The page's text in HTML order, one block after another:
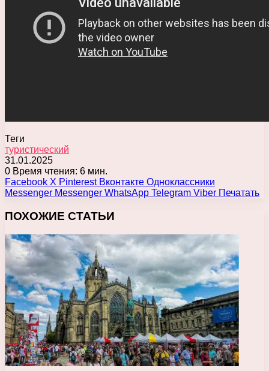
Теги
туристический
31.01.2025
0 Время чтения: 6 мин.
Facebook X Pinterest Вконтакте Одноклассники
Messenger Messenger WhatsApp Telegram Viber Печатать
ПОХОЖИЕ СТАТЬИ